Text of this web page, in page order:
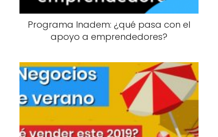
Programa Inadem: ¿qué pasa con el
apoyo a emprendedores?